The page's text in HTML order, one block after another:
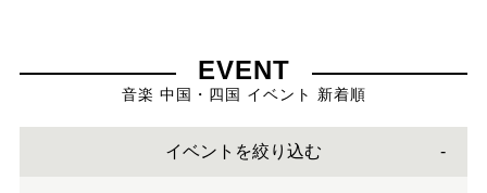
EVENT
音楽 中国・四国 イベント 新着順
イベントを絞り込む